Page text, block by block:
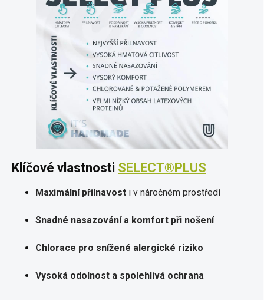
Klíčové vlastnosti SELECT®PLUS
Maximální přilnavost i v náročném prostředí
Snadné nasazování a komfort při nošení
Chlorace pro snížené alergické riziko
Vysoká odolnost a spolehlivá ochrana